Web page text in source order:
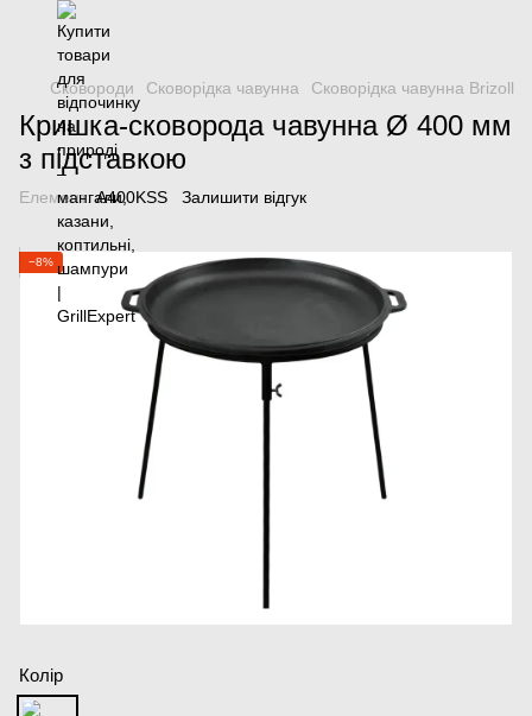
Сковороди Сковорідка чавунна Сковорідка чавунна Brizoll
Кришка-сковорода чавунна Ø 400 мм
з підставкою
Елемент:A400KSS Залишити відгук
−8%
Колір